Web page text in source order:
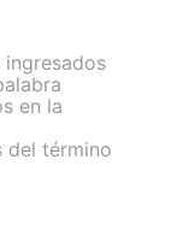
en la
del término